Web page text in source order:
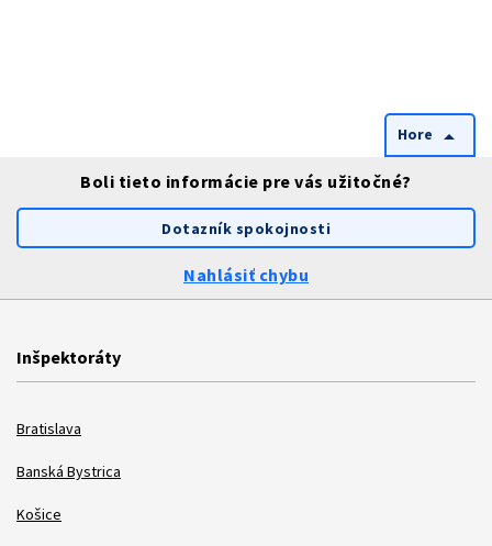
Hore arrow_drop_up
Boli tieto informácie pre vás užitočné?
Dotazník spokojnosti
Nahlásiť chybu
Inšpektoráty
Bratislava
Banská Bystrica
Košice